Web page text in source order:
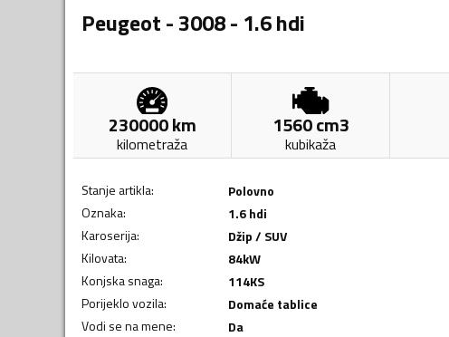
Peugeot - 3008 - 1.6 hdi
230000km
kilometraža
1560cm3
kubikaža
Stanje artikla:
Polovno
Oznaka:
1.6 hdi
Karoserija:
Džip / SUV
Kilovata: 84kW
Konjska snaga: 114KS
Porijeklo vozila:
Domaće tablice
Vodi se na mene:
Da